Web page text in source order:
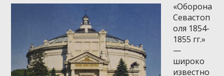
«Оборона
Севастоп
оля 1854-
1855 гг.»
—
широко
известно